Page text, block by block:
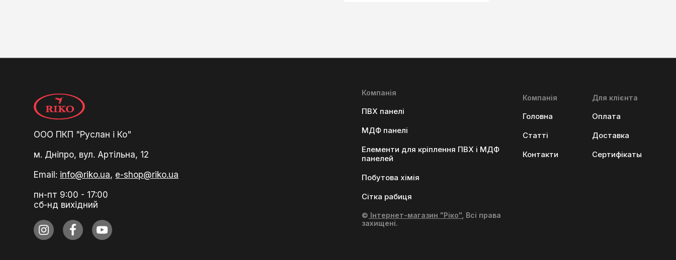
ООО ПКП "Руслан і Ко"
м. Дніпро, вул. Артільна, 12
Email: info@riko.ua, e-shop@riko.ua
пн-пт 9:00 - 17:00
сб-нд вихідний
Компанія
ПВХ панелі
МДФ панелі
Елементи для кріплення ПВХ і МДФ
панелей
Побутова хімія
Сітка рабиця
© Інтернет-магазин "Ріко" , Всі права
захищені.
Компанія
Головна
Статті
Контакти
Для клієнта
Оплата
Доставка
Сертифікаты